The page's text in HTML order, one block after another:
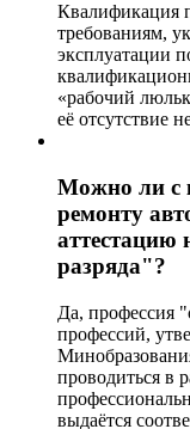
Квалификация
требованиям,
эксплуатации
«рабочий
её отсутствие
Можно ли с
ремонту
аттестацию
разряда"?
Да, профессия
профессий,
проводиться в
выдаётся